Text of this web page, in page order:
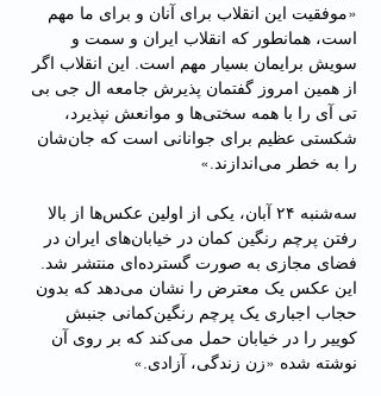
«موفقیت این انقلاب برای آنان و برای ما مهم
‌است، همانطور که انقلاب ایران و سمت و
سویش برایمان بسیار مهم است. این انقلاب اگر
از همین امروز گفتمان پذیرش جامعه ال جی بی
تی آی را با همه سختی‌ها و موانعش نپذیرد،
شکستی عظیم برای جوانانی است که جان‌شان
را به خطر می‌اندازند.»
سه‌شنبه ۲۴ آبان، یکی از اولین عکس‌ها از بالا
رفتن پرچم رنگین کمان در خیابان‌های ایران در
فضای مجازی به صورت گسترده‌ای منتشر شد.
این عکس یک معترض را نشان می‌دهد که بدون
حجاب اجباری یک پرچم رنگین‌کمانی جنبش
کوییر را در خیابان حمل می‌کند که بر روی آن
نوشته شده «زن زندگی، آزادی.»